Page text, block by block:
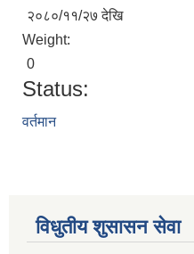
२०८०/११/२७ देखि
Weight:
0
Status:
वर्तमान
विधुतीय शुसासन सेवा